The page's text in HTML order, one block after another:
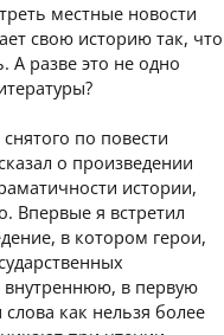
местные новости
свою историю так, что
разве это не одно
по повести
о произведении
истории,
Впервые я встретил
в котором герои,
внутреннюю, в первую
как нельзя более